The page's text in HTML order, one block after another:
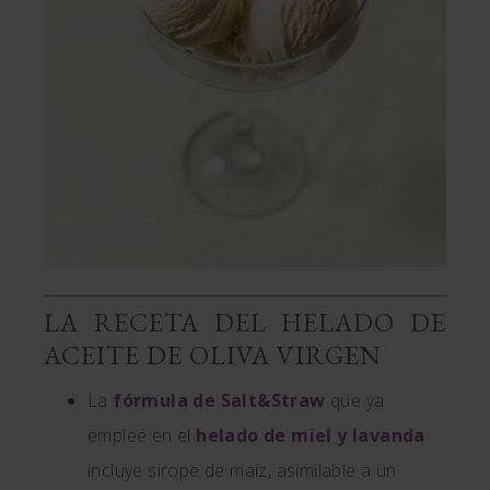
LA RECETA DEL HELADO DE
ACEITE DE OLIVA VIRGEN
La fórmula de Salt&Straw que ya
empleé en el helado de miel y lavanda
incluye sirope de maíz, asimilable a un